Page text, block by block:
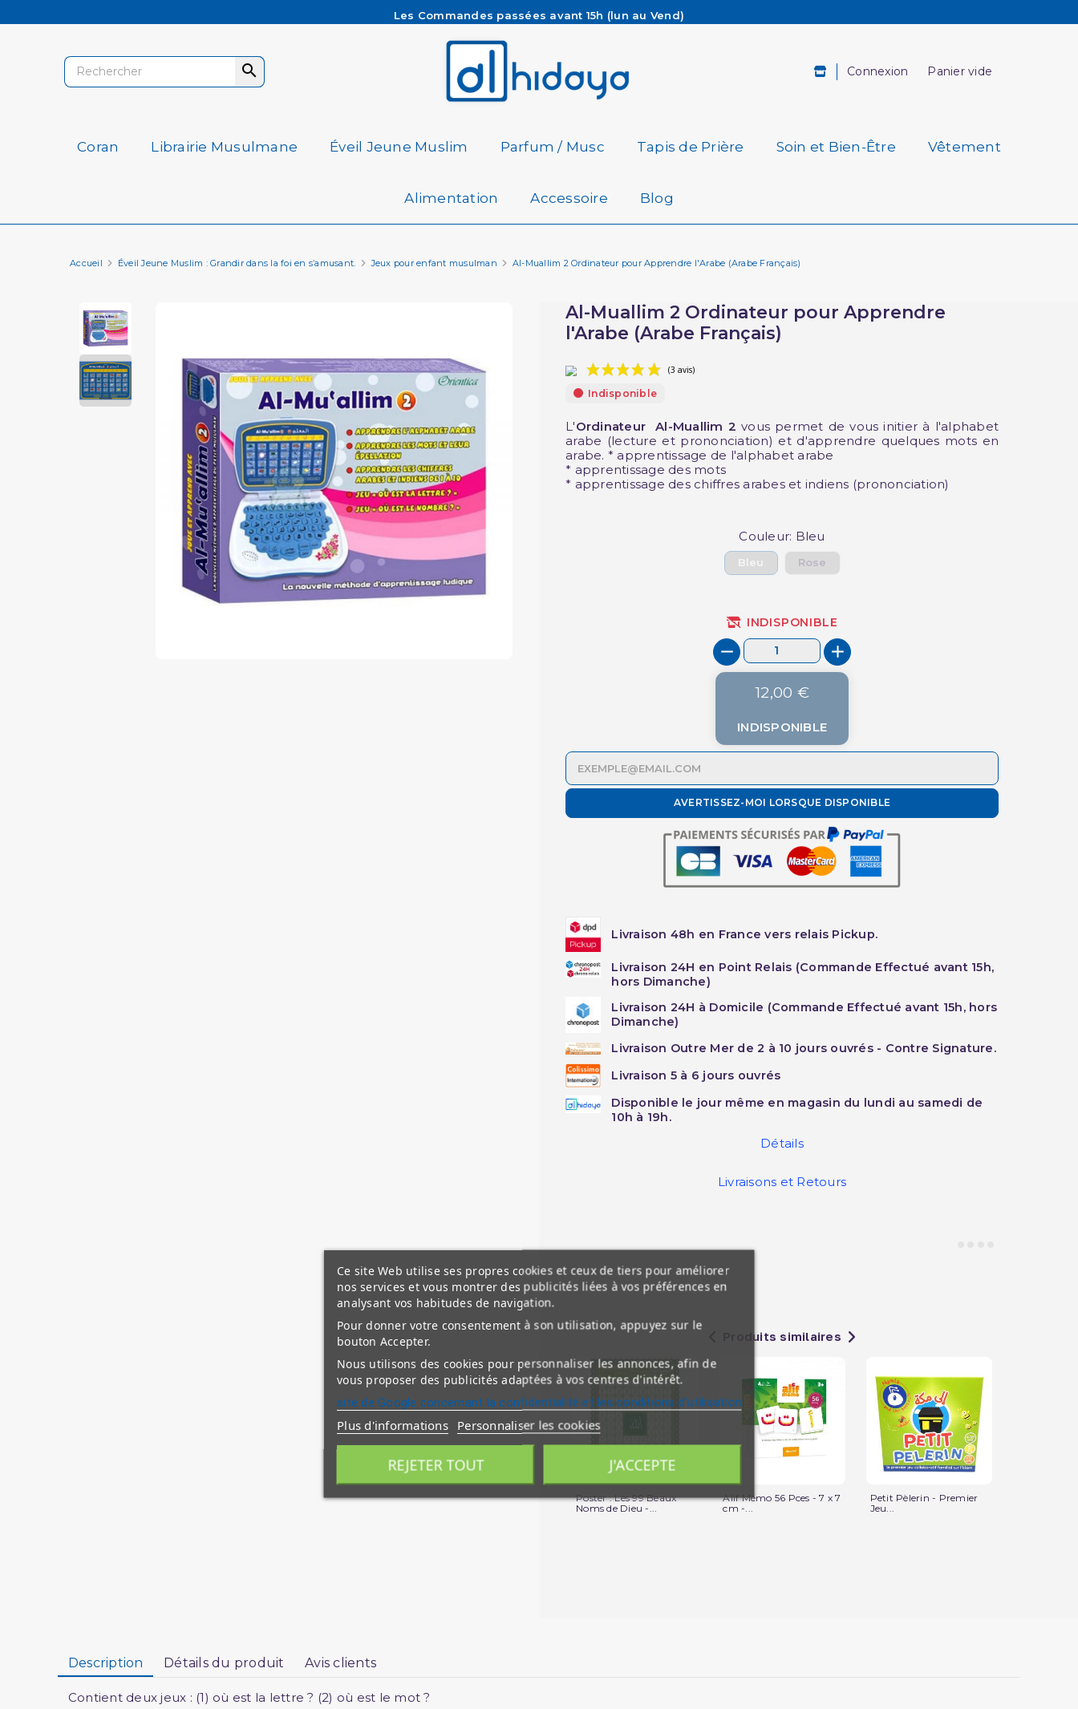
Les Commandes passées avant 15h (lun au Vend)
Besoin d'aide ? Retrouvez notre FAQ
Livraison offerte à partir de 65€ d'achat*
 Connexion Panier vide
Coran Librairie Musulmane Éveil Jeune Muslim Parfum / Musc Tapis de Prière Soin et Bien-Être Vêtement
Alimentation Accessoire Blog
Accueil Éveil Jeune Muslim : Grandir dans la foi en s’amusant. Jeux pour enfant musulman Al-Muallim 2 Ordinateur pour Apprendre l'Arabe (Arabe Français)
Al-Muallim 2 Ordinateur pour Apprendre
l'Arabe (Arabe Français)
(3 avis)
Indisponible
L'Ordinateur Al-Muallim 2 vous permet de vous initier à l'alphabet
arabe (lecture et prononciation) et d'apprendre quelques mots en
arabe. * apprentissage de l'alphabet arabe
* apprentissage des mots
* apprentissage des chiffres arabes et indiens (prononciation)
Couleur: Bleu
Bleu Rose
INDISPONIBLE
12,00 €
INDISPONIBLE
AVERTISSEZ-MOI LORSQUE DISPONIBLE
Livraison 48h en France vers relais Pickup.
Livraison 24H en Point Relais (Commande Effectué avant 15h,
hors Dimanche)
Livraison 24H à Domicile (Commande Effectué avant 15h, hors
Dimanche)
Livraison Outre Mer de 2 à 10 jours ouvrés - Contre Signature.
Livraison 5 à 6 jours ouvrés
Disponible le jour même en magasin du lundi au samedi de
10h à 19h.
Détails
Livraisons et Retours
Produits similaires
Poster : Les 99 Beaux
Noms de Dieu -...
Alif Mémo 56 Pces - 7 x 7
cm -...
Petit Pèlerin - Premier
Jeu...
Description Détails du produit Avis clients
Contient deux jeux : (1) où est la lettre ? (2) où est le mot ?
Ce site Web utilise ses propres cookies et ceux de tiers pour améliorer
nos services et vous montrer des publicités liées à vos préférences en
analysant vos habitudes de navigation.
Pour donner votre consentement à son utilisation, appuyez sur le
bouton Accepter.
Nous utilisons des cookies pour personnaliser les annonces, afin de
vous proposer des publicités adaptées à vos centres d'intérêt.
site de Google concernant la confidentialité et les conditions d'utilisation
Plus d'informations Personnaliser les cookies
REJETER TOUT J'ACCEPTE